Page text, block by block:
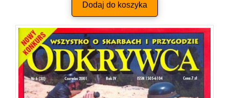
Dodaj do koszyka